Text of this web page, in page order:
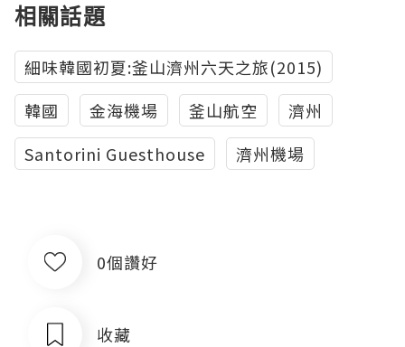
相關話題
細味韓國初夏:釜山濟州六天之旅(2015)
韓國
金海機場 釜山航空
濟州
Santorini Guesthouse
濟州機場
0個讚好
收藏